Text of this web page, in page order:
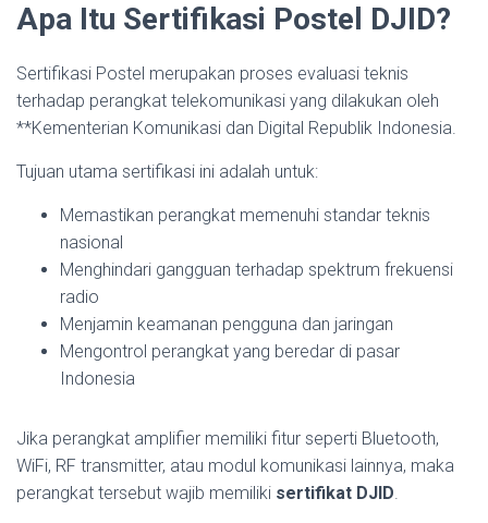
Apa Itu Sertifikasi Postel DJID?
Sertifikasi Postel merupakan proses evaluasi teknis
terhadap perangkat telekomunikasi yang dilakukan oleh
**Kementerian Komunikasi dan Digital Republik Indonesia.
Tujuan utama sertifikasi ini adalah untuk:
Memastikan perangkat memenuhi standar teknis
nasional
Menghindari gangguan terhadap spektrum frekuensi
radio
Menjamin keamanan pengguna dan jaringan
Mengontrol perangkat yang beredar di pasar
Indonesia
Jika perangkat amplifier memiliki fitur seperti Bluetooth,
WiFi, RF transmitter, atau modul komunikasi lainnya, maka
perangkat tersebut wajib memiliki sertifikat DJID.